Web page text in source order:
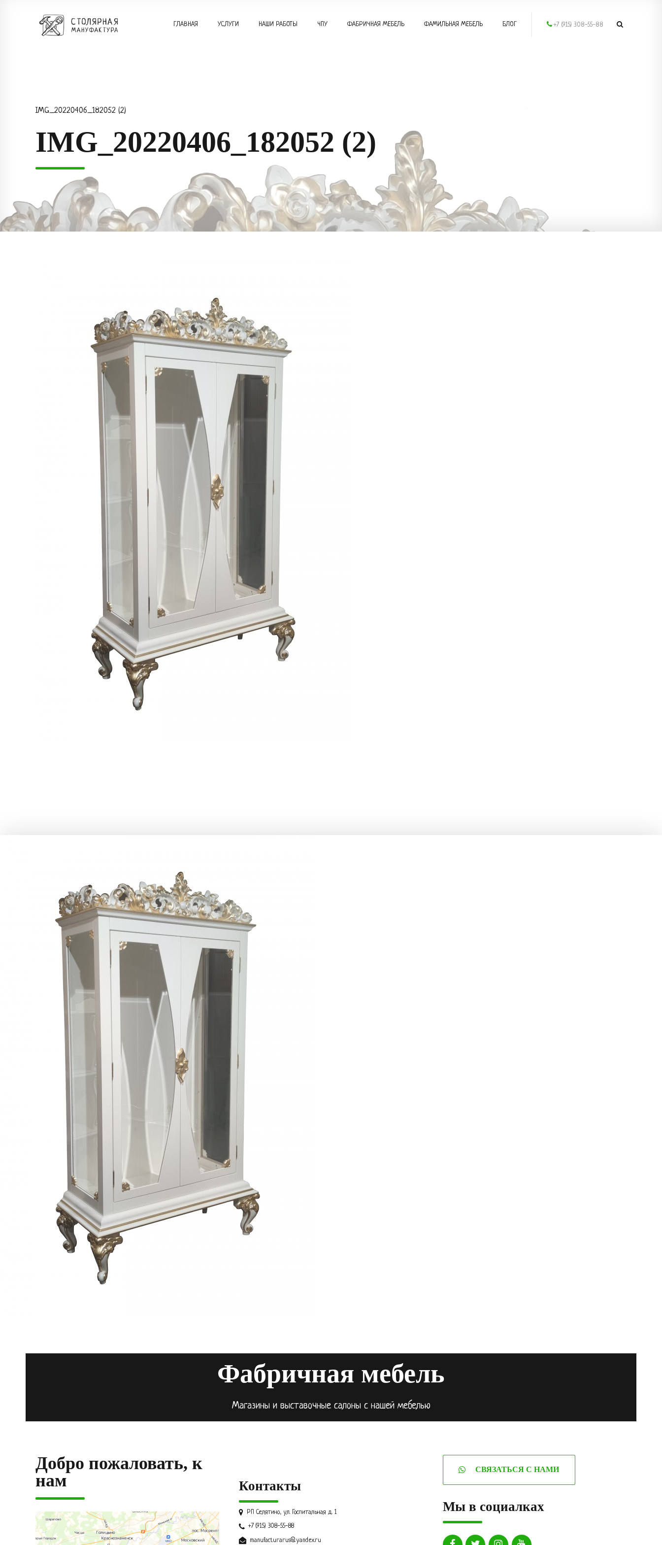
+7 (915) 308-55-88
ГЛАВНАЯ УСЛУГИ НАШИ РАБОТЫ ЧПУ ФАБРИЧНАЯ МЕБЕЛЬ ФАМИЛЬНАЯ МЕБЕЛЬ БЛОГ
IMG_20220406_182052 (2)
IMG_20220406_182052 (2)
Фабричная мебель
Магазины и выставочные салоны с нашей мебелью
Добро пожаловать, к
нам
Контакты
РП Селятино, ул. Госпитальная д. 1
+7 (915) 308-55-88
manufacturarus@yandex.ru
СВЯЗАТЬСЯ С НАМИ
Мы в социалках